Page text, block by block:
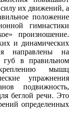
их движений, а
положение
гимнастики
произношение.
и динамических
направлены на
в правильном
мышц
упражнения
подвижность,
беглой речи. Это
определенных